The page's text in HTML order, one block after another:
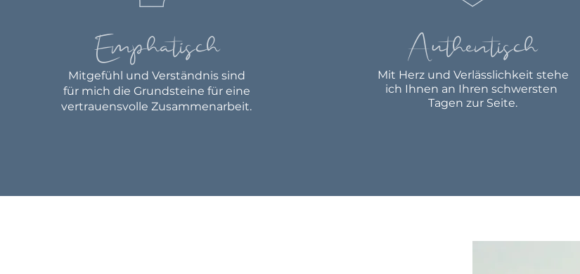
Emphatisch
Mitgefühl und Verständnis sind
für mich die Grundsteine für eine
vertrauensvolle Zusammenarbeit.
Authentisch
Mit Herz und Verlässlichkeit stehe
ich Ihnen an Ihrenschwersten
Tagen zur Seite.